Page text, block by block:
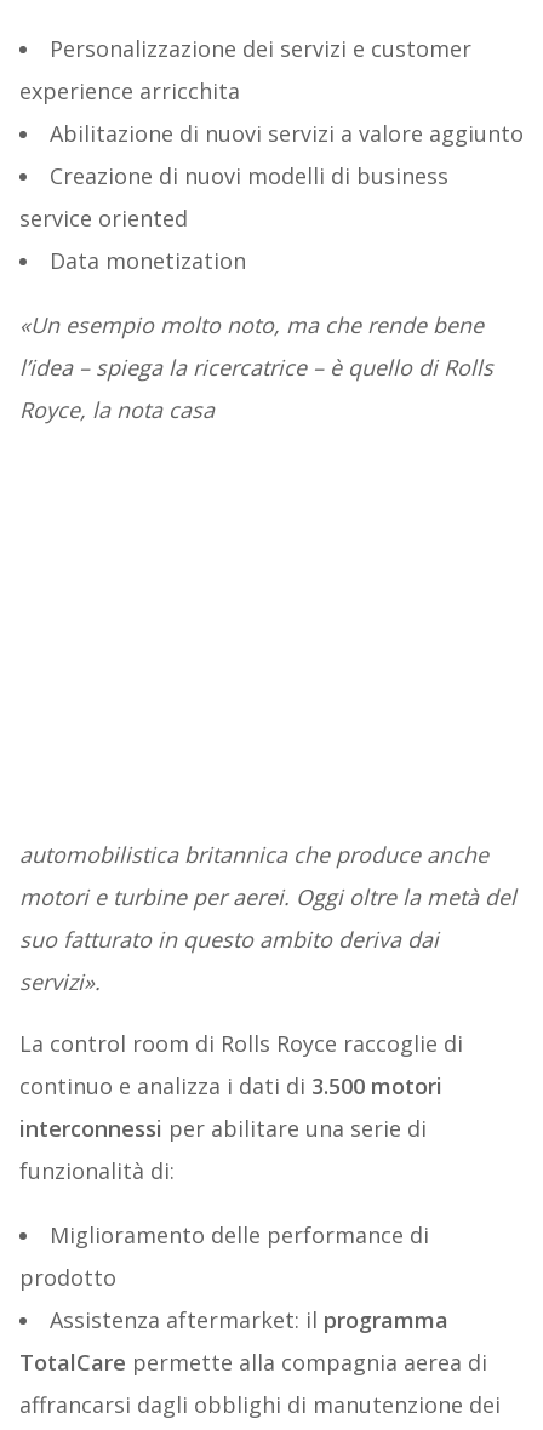
Personalizzazione dei servizi e customer
experience arricchita
Abilitazione di nuovi servizi a valore aggiunto
Creazione di nuovi modelli di business
service oriented
Data monetization
«Un esempio molto noto, ma che rende bene
l’idea – spiega la ricercatrice – è quello di Rolls
Royce, la nota casa
automobilistica britannica che produce anche
motori e turbine per aerei. Oggi oltre la metà del
suo fatturato in questo ambito deriva dai
servizi».
La control room di Rolls Royce raccoglie di
continuo e analizza i dati di 3.500 motori
interconnessi per abilitare una serie di
funzionalità di:
Miglioramento delle performance di
prodotto
Assistenza aftermarket: il programma
TotalCare permette alla compagnia aerea di
affrancarsi dagli obblighi di manutenzione dei